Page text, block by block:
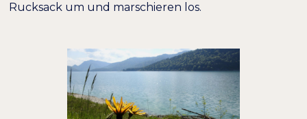
Rucksack um und marschieren los.